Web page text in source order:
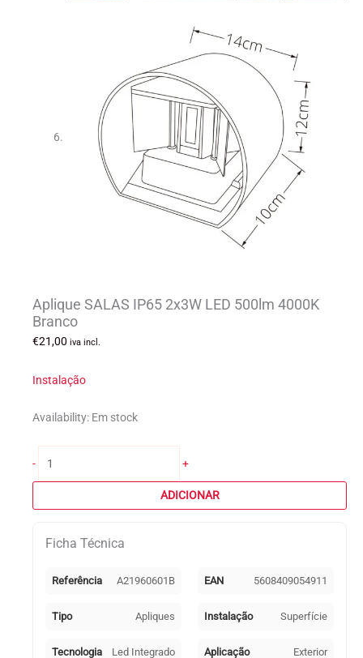
Aplique SALAS IP65 2x3W LED 500lm 4000K
Branco
€21,00 iva incl.
Instalação
Availability: Em stock
-
SALAS
2x3W
500lm
Branco
+
ADICIONAR
Ficha Técnica
Referência A21960601B EAN 5608409054911
Tipo Apliques Instalação Superfície
Tecnologia Led Integrado Aplicação Exterior